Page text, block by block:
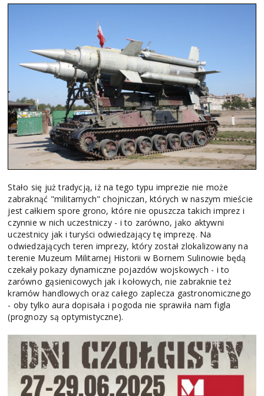
Stało się już tradycją, iż na tego typu imprezie nie może
zabraknąć "militarnych" chojniczan, których w naszym mieście
jest całkiem spore grono, które nie opuszcza takich imprez i
czynnie w nich uczestniczy - i to zarówno, jako aktywni
uczestnicy jak i turyści odwiedzający tę imprezę. Na
odwiedzających teren imprezy, który został zlokalizowany na
terenie Muzeum Militarnej Historii w Bornem Sulinowie będą
czekały pokazy dynamiczne pojazdów wojskowych - i to
zarówno gąsienicowych jak i kołowych, nie zabraknie też
kramów handlowych oraz całego zaplecza gastronomicznego
- oby tylko aura dopisała i pogoda nie sprawiła nam figla
(prognozy są optymistyczne).